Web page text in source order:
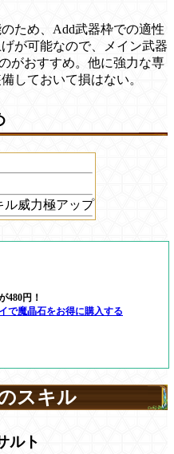
ため、Add武器枠での適性
が可能なので、メイン武器
がおすすめ。他に強力な専
しておいて損はない。
ル威力極アップ
480円！
で魔晶石をお得に購入する
スキル
ルト